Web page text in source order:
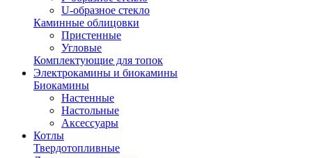
U-образное стекло
Каминные облицовки
Пристенные
Угловые
Комплектующие для топок
Электрокамины и биокамины
Биокамины
Настенные
Настольные
Аксессуары
Котлы
Твердотопливные